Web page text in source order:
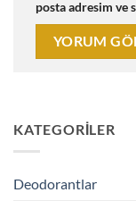
posta adresim ve
KATEGORILER
Deodorantlar